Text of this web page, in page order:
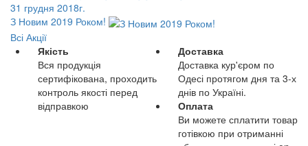
31 грудня 2018г.
З Новим 2019 Роком!
Всі Акції
Якість
Вся продукція
сертифікована, проходить
контроль якості перед
відправкою
Доставка
Доставка кур'єром по
Одесі протягом дня та 3-х
днів по Україні.
Оплата
Ви можете сплатити товар
готівкою при отриманні